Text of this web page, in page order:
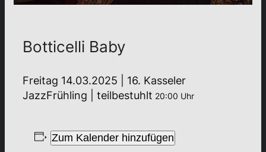
Botticelli Baby
Freitag 14.03.2025 | 16. Kasseler
JazzFrühling | teilbestuhlt 20:00 Uhr
Zum Kalender hinzufügen